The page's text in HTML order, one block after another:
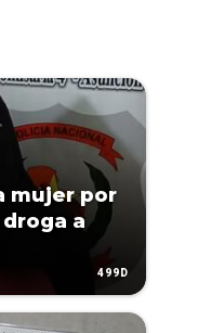
mujer por
a
499D